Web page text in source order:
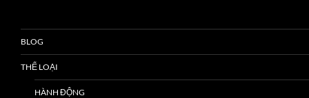
BLOG
THỂ LOẠI
HÀNH ĐỘNG